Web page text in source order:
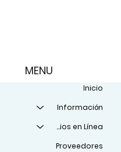
MENU
Inicio
Información
Servicios en Línea
Proveedores